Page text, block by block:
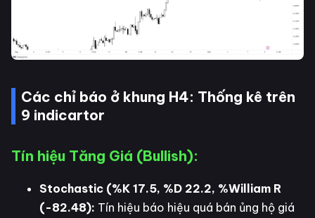
Các chỉ báo ở khung H4: Thống kê trên
9 indicartor
Tín hiệu Tăng Giá (Bullish):
Stochastic (%K 17.5, %D 22.2, %William R
(-82.48): Tín hiệu báo hiệu quá bán ủng hộ giá